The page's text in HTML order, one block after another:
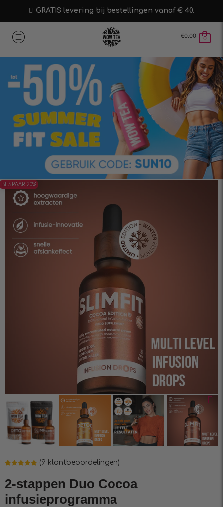
GRATIS levering bij bestellingen vanaf € 40.
€0.00 0
BESPAAR 20%
gebaseerd
op
klantbeoordelingen
(9 klantbeoordelingen)
2-stappen Duo Cocoa
infusieprogramma